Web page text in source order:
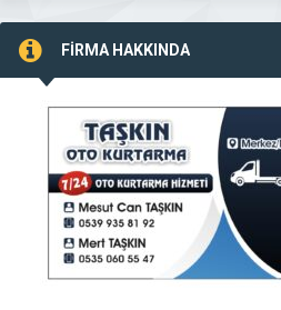
FİRMA HAKKINDA